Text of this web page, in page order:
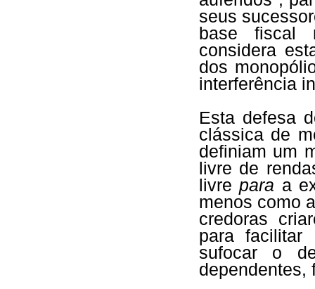
seus
base fiscal
considera
dos
interferência
Esta defesa
clássica de
definiam um
livre de
livre para a
menos como
credoras
para facilitar
sufocar o
dependentes,